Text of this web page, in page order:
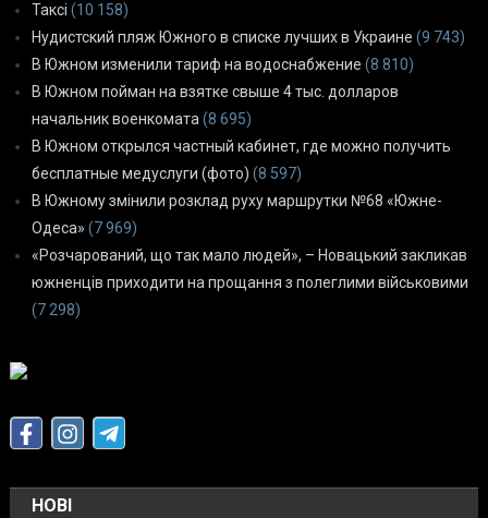
Таксі (10 158)
Нудистский пляж Южного в списке лучших в Украине (9 743)
В Южном изменили тариф на водоснабжение (8 810)
В Южном пойман на взятке свыше 4 тыс. долларов
начальник военкомата (8 695)
В Южном открылся частный кабинет, где можно получить
бесплатные медуслуги (фото) (8 597)
В Южному змінили розклад руху маршрутки №68 «Южне-
Одеса» (7 969)
«Розчарований, що так мало людей», – Новацький закликав
южненців приходити на прощання з полеглими військовими
(7 298)
НОВІ